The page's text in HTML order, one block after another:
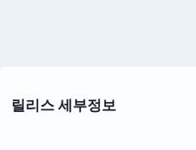
릴리스 세부정보